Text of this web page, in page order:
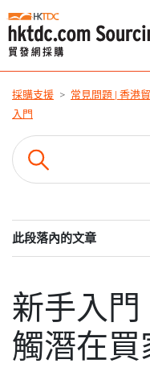
採購支援 常見問題 | 香港
入門
此段落內的文章
新手入
觸潛在買